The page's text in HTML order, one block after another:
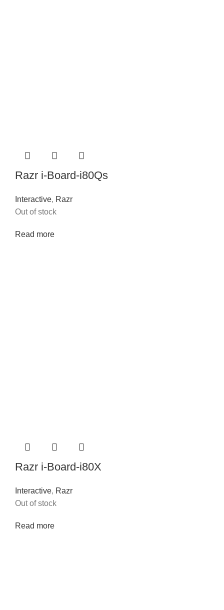
Razr i-Board-i80Qs
Interactive, Razr
Out of stock
Read more
Razr i-Board-i80X
Interactive, Razr
Out of stock
Read more